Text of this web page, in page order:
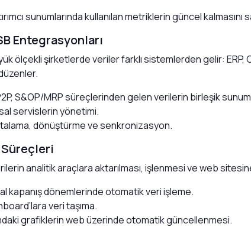
sunumlarında kullanılan metriklerin güncel kalmasını
Entegrasyonları
ölçekli şirketlerde veriler farklı sistemlerden gelir: ERP,
düzenler.
S&OP/MRP süreçlerinden gelen verilerin birleşik
servislerin yönetimi.
dönüştürme ve senkronizasyon.
Süreçleri
analitik araçlara aktarılması, işlenmesi ve web
kapanış dönemlerinde otomatik veri işleme.
veri taşıma.
grafiklerin web üzerinde otomatik güncellenmesi.